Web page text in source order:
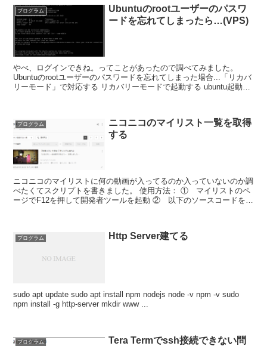
プログラム
Ubuntuのrootユーザーのパスワ
ードを忘れてしまったら…(VPS)
やべ、ログインできね。ってことがあったので調べてみました。
Ubuntuのrootユーザーのパスワードを忘れてしまった場合...「リカバ
リーモード」で対応する リカバリーモードで起動する ubuntu起動直
プログラム
ニコニコのマイリスト一覧を取得
する
ニコニコのマイリストに何の動画が入ってるのか入っていないのか調
べたくてスクリプトを書きました。 使用方法： ① マイリストのペ
ージでF12を押して開発者ツールを起動 ② 以下のソースコードを
プログラム Http Server建てる
sudo apt update sudo apt install npm nodejs node -v npm -v sudo
npm install -g http-server mkdir www ...
プログラム
Tera Termでssh接続できない問